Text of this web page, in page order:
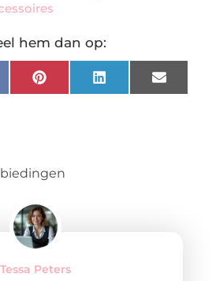
hem dan op:
Pinterest LinkedIn Email
Tessa Peters